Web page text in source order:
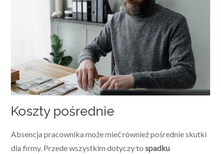
Koszty pośrednie
Absencja pracownika może mieć również pośrednie skutki
dla firmy. Przede wszystkim dotyczy to spadku